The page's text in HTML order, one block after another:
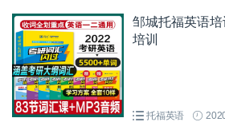
邹城托福英语
培训
托福英语